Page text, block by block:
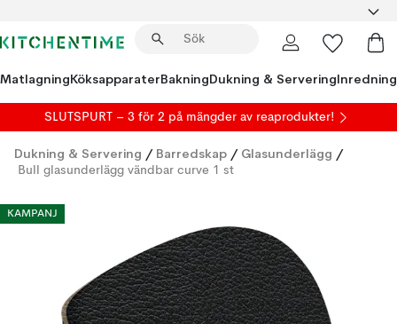
MatlagningKöksapparaterBakningDukning & ServeringInredning
SLUTSPURT – 3 för 2 på mängder av reaprodukter!
Dukning & Servering / Barredskap / Glasunderlägg /
Bull glasunderlägg vändbar curve 1 st
KAMPANJ